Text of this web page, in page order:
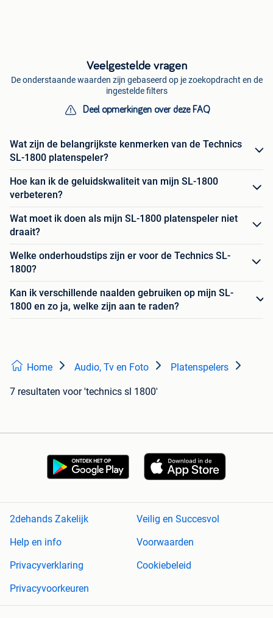
Veelgestelde vragen
De onderstaande waarden zijn gebaseerd op je zoekopdracht en de
ingestelde filters
Deel opmerkingen over deze FAQ
Wat zijn de belangrijkste kenmerken van de Technics
SL-1800 platenspeler?
Hoe kan ik de geluidskwaliteit van mijn SL-1800
verbeteren?
Wat moet ik doen als mijn SL-1800 platenspeler niet
draait?
Welke onderhoudstips zijn er voor de Technics SL-
1800?
Kan ik verschillende naalden gebruiken op mijn SL-
1800 en zo ja, welke zijn aan te raden?
Home Audio, Tv en Foto Platenspelers
7 resultaten voor 'technics sl 1800'
2dehands Zakelijk
Veilig en Succesvol
Help en info
Voorwaarden
Privacyverklaring
Cookiebeleid
Privacyvoorkeuren